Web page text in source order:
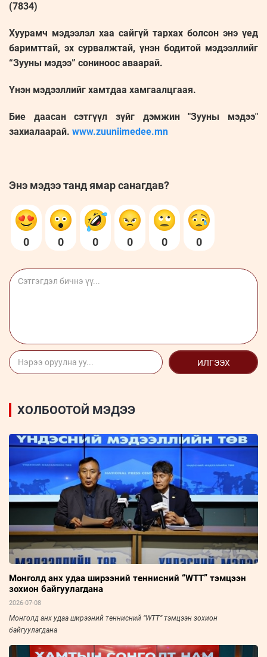
(7834)
Хуурамч мэдээлэл хаа сайгүй тархах болсон энэ үед
баримттай, эх сурвалжтай, үнэн бодитой мэдээллийг
“Зууны мэдээ” сониноос аваарай.
Үнэн мэдээллийг хамтдаа хамгаалцгаая.
Бие даасан сэтгүүл зүйг дэмжин "Зууны мэдээ"
захиалаарай. www.zuuniimedee.mn
Энэ мэдээ танд ямар санагдав?
0 0 0 0 0 0
ИЛГЭЭХ
ХОЛБООТОЙ МЭДЭЭ
Монголд анх удаа ширээний теннисний “WTT” тэмцээн
зохион байгуулагдана
2026-07-08
Монголд анх удаа ширээний теннисний “WTT” тэмцээн зохион
байгуулагдана